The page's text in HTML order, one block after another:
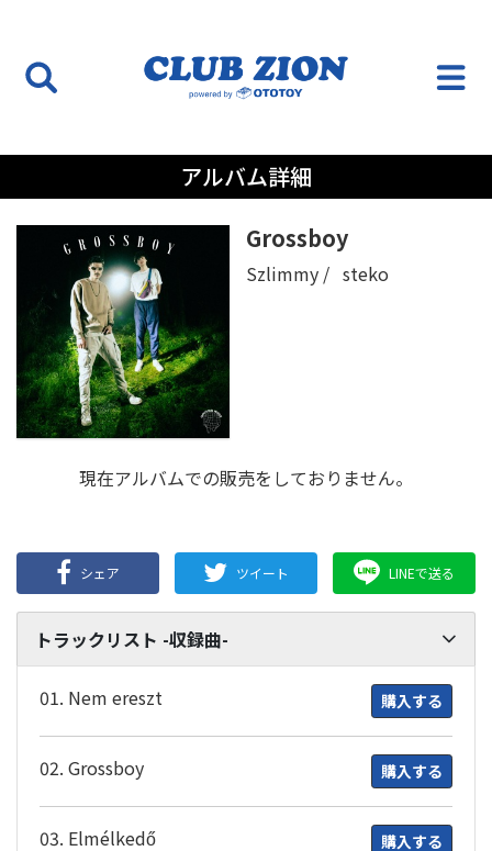
アルバム詳細
Grossboy
Szlimmy steko
現在アルバムでの販売をしておりません。
シェア ツイート LINEで送る
トラックリスト -収録曲-
01. Nem ereszt 購入する
02. Grossboy 購入する
03. Elmélkedő 購入する